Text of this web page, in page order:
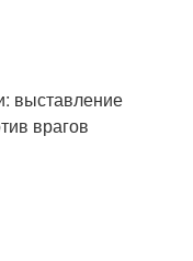
выставление
врагов